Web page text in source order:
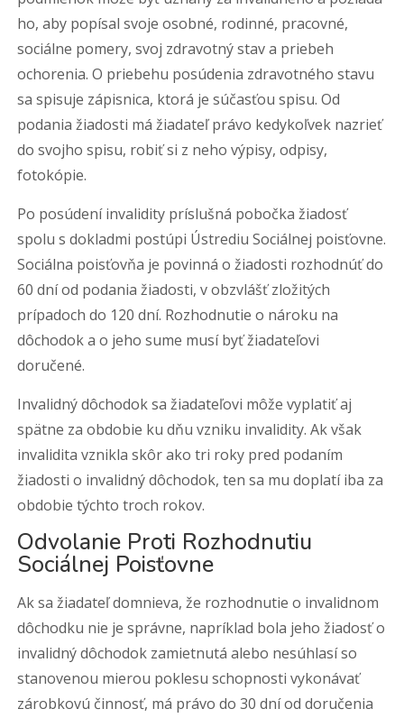
ho, aby popísal svoje osobné, rodinné, pracovné,
sociálne pomery, svoj zdravotný stav a priebeh
ochorenia. O priebehu posúdenia zdravotného stavu
sa spisuje zápisnica, ktorá je súčasťou spisu. Od
podania žiadosti má žiadateľ právo kedykoľvek nazrieť
do svojho spisu, robiť si z neho výpisy, odpisy,
fotokópie.
Po posúdení invalidity príslušná pobočka žiadosť
spolu s dokladmi postúpi Ústrediu Sociálnej poisťovne.
Sociálna poisťovňa je povinná o žiadosti rozhodnúť do
60 dní od podania žiadosti, v obzvlášť zložitých
prípadoch do 120 dní. Rozhodnutie o nároku na
dôchodok a o jeho sume musí byť žiadateľovi
doručené.
Invalidný dôchodok sa žiadateľovi môže vyplatiť aj
spätne za obdobie ku dňu vzniku invalidity. Ak však
invalidita vznikla skôr ako tri roky pred podaním
žiadosti o invalidný dôchodok, ten sa mu doplatí iba za
obdobie týchto troch rokov.
Odvolanie Proti Rozhodnutiu
Sociálnej Poisťovne
Ak sa žiadateľ domnieva, že rozhodnutie o invalidnom
dôchodku nie je správne, napríklad bola jeho žiadosť o
invalidný dôchodok zamietnutá alebo nesúhlasí so
stanovenou mierou poklesu schopnosti vykonávať
zárobkovú činnosť, má právo do 30 dní od doručenia